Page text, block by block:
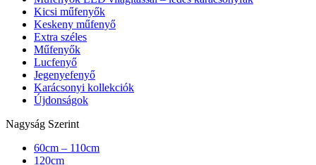
Kicsi műfenyők
Keskeny műfenyő
Extra széles
Műfenyők
Lucfenyő
Jegenyefenyő
Karácsonyi kollekciók
Újdonságok
Nagyság Szerint
60cm – 110cm
120cm